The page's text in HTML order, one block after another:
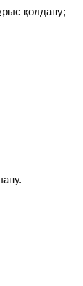
қолдану;